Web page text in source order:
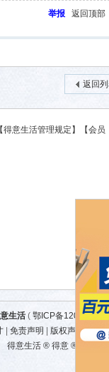
举报 返回顶部
返回
【得意生活管理规定】
【会员
生活 ( 鄂ICP备12007525
免责声明 版权声明|广
得意生活 ® 得意 ® 得意